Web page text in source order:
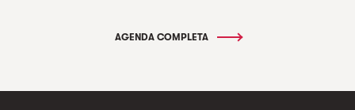
AGENDA COMPLETA